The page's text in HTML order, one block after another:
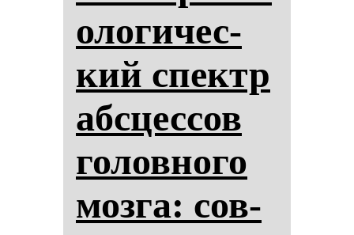
оло­ги­чес­
кий спектр
аб­сцес­сов
го­лов­но­го
моз­га: сов­